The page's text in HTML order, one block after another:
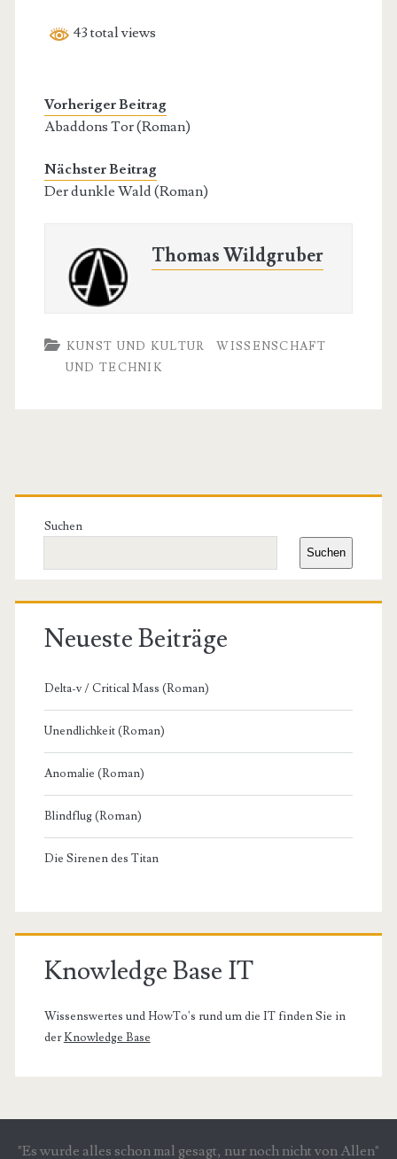
43 total views
Vorheriger Beitrag
Abaddons Tor (Roman)
Nächster Beitrag
Der dunkle Wald (Roman)
Thomas Wildgruber
KUNST UND KULTUR
WISSENSCHAFT
UND TECHNIK
Primäre
Seitenleiste
Suchen
Suchen
Neueste Beiträge
Delta-v / Critical Mass (Roman)
Unendlichkeit (Roman)
Anomalie (Roman)
Blindflug (Roman)
Die Sirenen des Titan
Knowledge Base IT
Wissenswertes und HowTo's rund um die IT finden Sie in
derKnowledge Base
"Es wurde alles schon mal gesagt, nur noch nicht von Allen"